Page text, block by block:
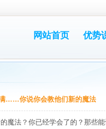
网站首页 优势
……你说你会教他们新的魔法
法？你已经学会了的？那些能